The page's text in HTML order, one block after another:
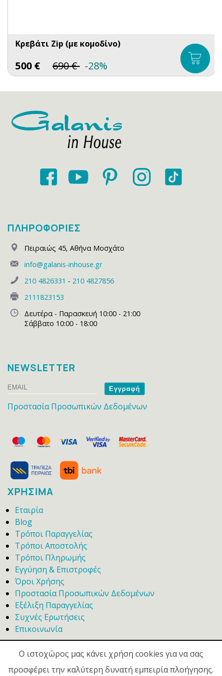
Κρεβάτι Zip (με κομοδίνο)
500 € 690€ -28%
ΠΛΗΡΟΦΟΡΙΕΣ
Πειραιώς 45, Αθήνα Μοσχάτο
info@galanis-inhouse.gr
210 4826331 - 210 4827856
2111823153
Δευτέρα - Παρασκευή 10:00 - 21:00
Σάββατο 10:00 - 18:00
NEWSLETTER
Email
Name
Προστασία Προσωπικών Δεδομένων
ΧΡΗΣΙΜΑ
Εταιρία
Blog
Τρόποι Παραγγελίας
Τρόποι Αποστολής
Τρόποι Πληρωμής
Εγγύηση & Επιστροφές
Όροι Χρήσης
Προστασία Προσωπικών Δεδομένων
Εξέλιξη Παραγγελίας
Συχνές Ερωτήσεις
Επικοινωνία
Ο ιστοχώρος μας κάνει χρήση cookies για να σας
προσφέρει την καλύτερη δυνατή εμπειρία πλοήγησης.